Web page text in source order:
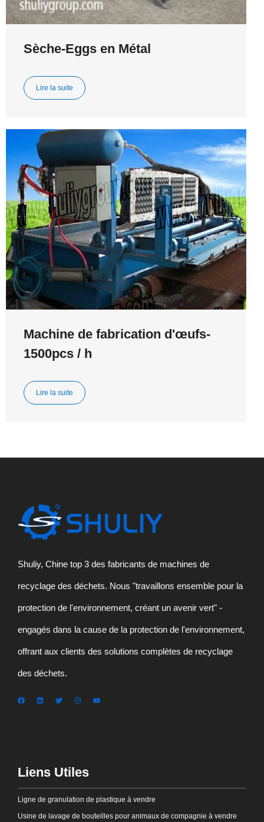
Sèche-Eggs en Métal
Lire la suite
Machine de fabrication d'œufs-
1500pcs / h
Lire la suite
Shuliy, Chine top 3 des fabricants de machines de
recyclage des déchets. Nous "travaillons ensemble pour la
protection de l'environnement, créant un avenir vert" -
engagés dans la cause de la protection de l'environnement,
offrant aux clients des solutions complètes de recyclage
des déchets.
Liens Utiles
Ligne de granulation de plastique à vendre
Usine de lavage de bouteilles pour animaux de compagnie à vendre